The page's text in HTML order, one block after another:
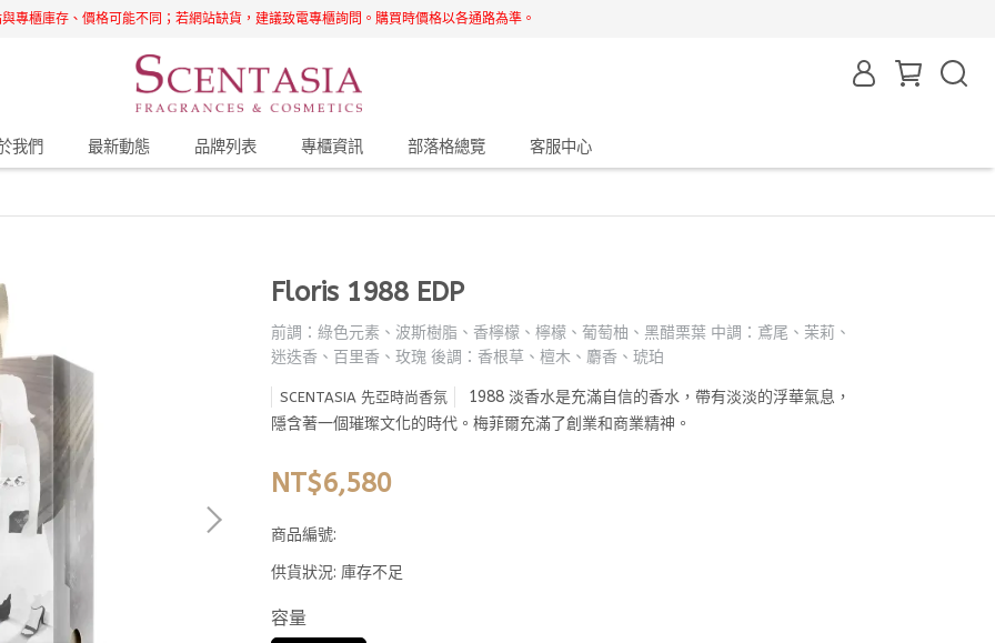
專櫃庫存、價格可能不同；若網站缺貨，建議致電專櫃詢問。購買時價格以各通路為準。
我們 最新動態 品牌列表 專櫃資訊 部落格總覽 客服中心
Floris 1988 EDP
前調：綠色元素、波斯樹脂、香檸檬、檸檬、葡萄柚、黑醋栗葉 中調：鳶尾、茉莉、
迷迭香、百里香、玫瑰 後調：香根草、檀木、麝香、琥珀
SCENTASIA 先亞時尚香氛
1988 淡香水是充滿自信的香水，帶有淡淡的浮華氣息，
隱含著一個璀璨文化的時代。梅菲爾充滿了創業和商業精神。
NT$6,580
商品編號:
供貨狀況: 庫存不足
容量